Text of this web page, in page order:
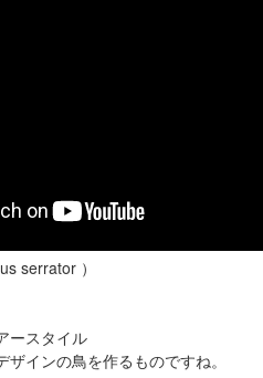
serrator ）
ースタイル
インの鳥を作るものですね。